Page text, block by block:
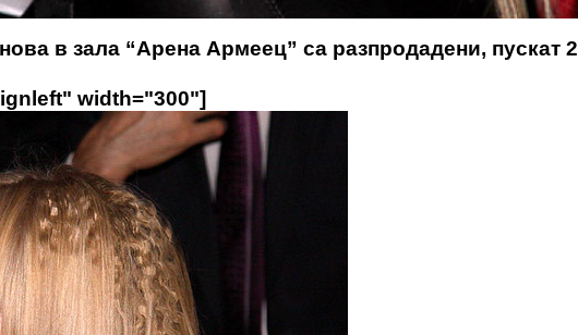
в зала “Арена Армеец” са разпродадени, пускат 2
width="300"]